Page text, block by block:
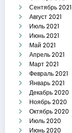
Сентябрь 2021
Август 2021
Июль 2021
Июнь 2021
Май 2021
Апрель 2021
Март 2021
Февраль 2021
Январь 2021
Декабрь 2020
Ноябрь 2020
Октябрь 2020
Июль 2020
Июнь 2020